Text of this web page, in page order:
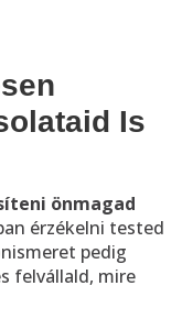
Is
önmagad
érzékelni tested
pedig
felvállald, mire